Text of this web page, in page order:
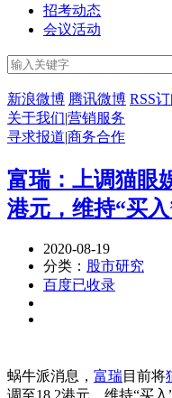
招考动态
会议活动
新浪微博 腾讯微博 RSS
关于我们|营销服务
寻求报道|商务合作
富瑞：上调猫眼
港元，维持“买
2020-08-19
分类： 股市研究
百度已收录
蜗牛派消息， 富瑞目前将
调至18.2港元，维持“买入